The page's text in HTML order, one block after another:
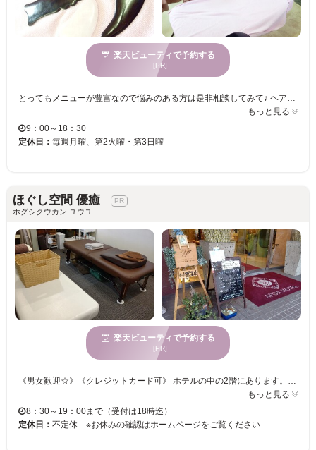
楽天ビューティで予約する
[PR]
とってもメニューが豊富なので悩みのある方は是非相談してみて♪ ヘア、ネイル、まつげも併設しているのでトータルビューティーが叶えられちゃう！ 心からリラックス出来るアットホームな雰囲気がとても居心地が良いので、贅沢で優しい時間が過ごせます♪安心して任せられる【Mini Town】で、あなただけのスタイルを一緒に探しましょう☆
もっと見る
9：00～18：30
定休日： 毎週月曜、第2火曜・第3日曜
ほぐし空間 優癒
ホグシクウカン ユウユ
楽天ビューティで予約する
[PR]
《男女歓迎☆》《クレジットカード可》 ホテルの中の2階にあります。 オールハンドのもみほぐしでリフレッシュしませんか？ カウンセリングでお疲れ箇所を把握し、ゆっくりじっくりもみほぐします！ パンパンになった脚をメンテナンス☆疲れている部位を重点的にケア☆彡 デスクワークによる肩こりや首こり・腰痛などでお悩みの方もぜひ！！
もっと見る
8：30～19：00まで（受付は18時迄）
定休日： 不定休 ※お休みの確認はホームページをご覧ください